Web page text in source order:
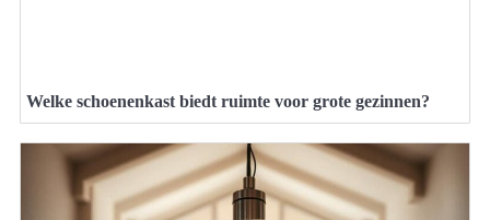
Welke schoenenkast biedt ruimte voor grote gezinnen?